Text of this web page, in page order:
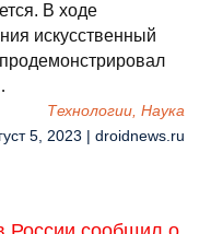
В ходе
искусственный
Технологии, Наука
5, 2023 | droidnews.ru